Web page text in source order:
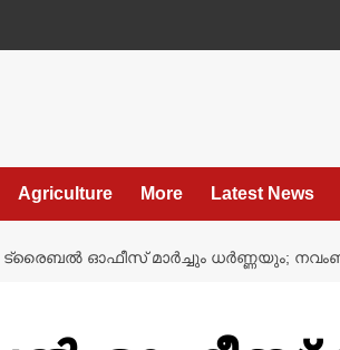
Agriculture More Latest News
ട്രൈബൽ ഓഫീസ് മാർച്ചും ധർണ്ണയും;